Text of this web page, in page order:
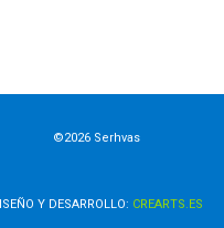
©2026 Serhvas
Y DESARROLLO: CREARTS.ES